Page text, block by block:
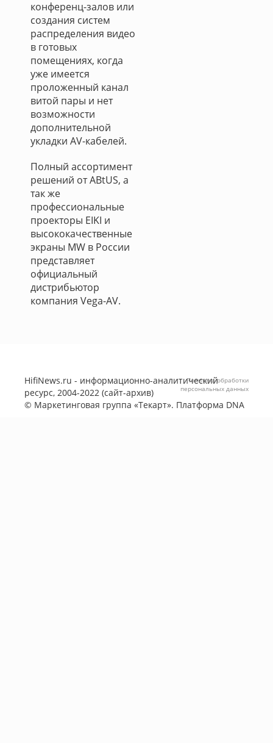
конференц-залов или
создания систем
распределения видео
в готовых
помещениях, когда
уже имеется
проложенный канал
витой пары и нет
возможности
дополнительной
укладки AV-кабелей.
Полный ассортимент
решений от ABtUS, а
так же
профессиональные
проекторы EIKI и
высококачественные
экраны MW в России
представляет
официальный
дистрибьютор
компания Vega-AV.
HifiNews.ru - информационно-аналитический
ресурс, 2004-2022 (сайт-архив)
© Маркетинговая группа «Текарт». Платформа DNA
Политика обработки
персональных данных